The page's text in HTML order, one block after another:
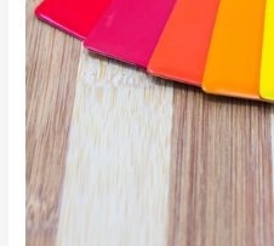
Piston
untuk
Kinerja
Maksimal